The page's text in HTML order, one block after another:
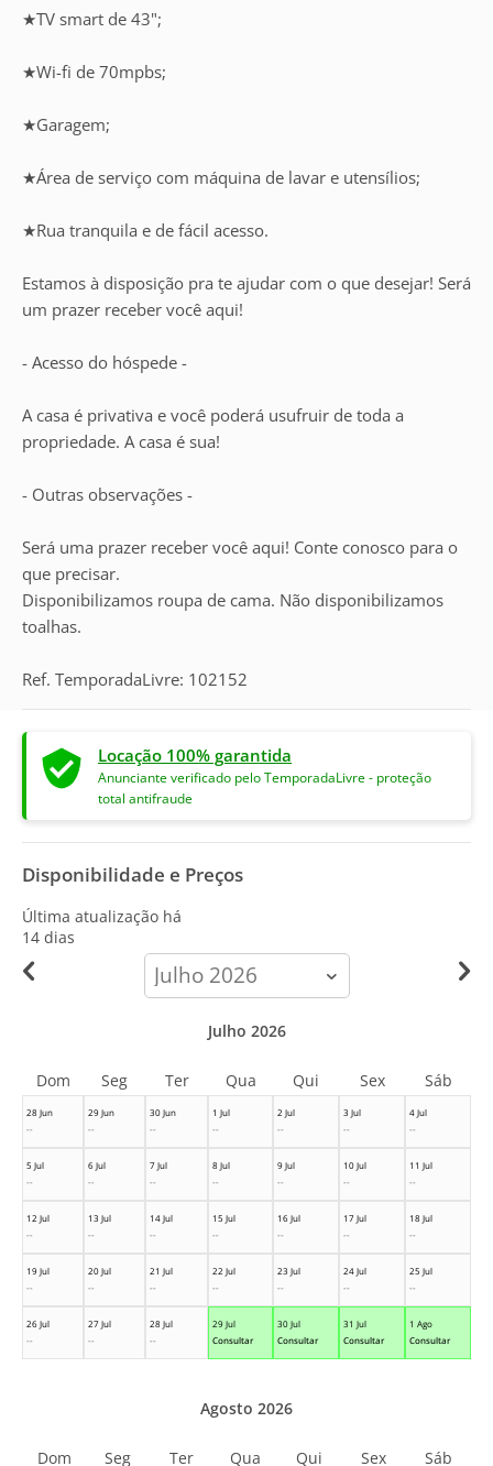
★TV smart de 43";
★Wi-fi de 70mpbs;
★Garagem;
★Área de serviço com máquina de lavar e utensílios;
★Rua tranquila e de fácil acesso.
Estamos à disposição pra te ajudar com o que desejar! Será
um prazer receber você aqui!
- Acesso do hóspede -
A casa é privativa e você poderá usufruir de toda a
propriedade. A casa é sua!
- Outras observações -
Será uma prazer receber você aqui! Conte conosco para o
que precisar.
Disponibilizamos roupa de cama. Não disponibilizamos
toalhas.
Ref. TemporadaLivre: 102152
Locação 100% garantida
Anunciante verificado pelo TemporadaLivre - proteção
total antifraude
Disponibilidade e Preços
Última atualização há
14 dias
calendar-
month
28 Jun
--
29 Jun
--
30 Jun
--
1 Jul
--
2 Jul
--
3 Jul
--
4 Jul
--
5 Jul
--
6 Jul
--
7 Jul
--
8 Jul
--
9 Jul
--
10 Jul
--
11 Jul
--
12 Jul
--
13 Jul
--
14 Jul
--
15 Jul
--
16 Jul
--
17 Jul
--
18 Jul
--
19 Jul
--
20 Jul
--
21 Jul
--
22 Jul
--
23 Jul
--
24 Jul
--
25 Jul
--
26 Jul
--
27 Jul
--
28 Jul
--
29 Jul
Consultar
30 Jul
Consultar
31 Jul
Consultar
1 Ago
Consultar
Julho 2026
Dom Seg Ter Qua Qui Sex Sáb
Agosto 2026
Dom Seg Ter Qua Qui Sex Sáb